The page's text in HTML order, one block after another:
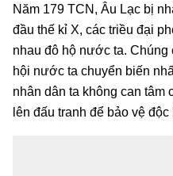
Năm 179 TCN, Âu Lạc bị
đầu thế kỉ X, các triều đại
nhau đô hộ nước ta. Chúng
hội nước ta chuyển biến
nhân dân ta không can tâm
lên đấu tranh để bảo vệ